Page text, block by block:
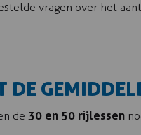
vragen over het
DE
de 30 en 50 rijlessen